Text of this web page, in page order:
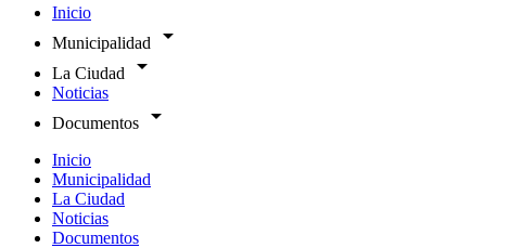
Inicio
Municipalidad
arrow_drop_down
La Ciudad arrow_drop_down
Noticias
Documentos
arrow_drop_down
Inicio
Municipalidad
La Ciudad
Noticias
Documentos